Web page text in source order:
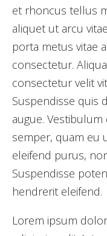
et rhoncus tellus
aliquet ut arcu
porta metus vitae
consectetur.
consectetur velit
Suspendisse quis
augue.
semper, quam eu
eleifend purus,
Suspendisse
hendrerit eleifend.
Lorem ipsum